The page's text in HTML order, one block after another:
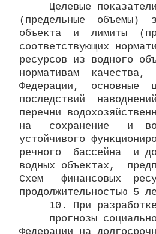
Целевые
(предельные  объемы)
объекта  и  лимиты
соответствующих
ресурсов из водного
нормативам  качества,
Федерации,  основные
последствий
перечни
на   сохранение   и
устойчивого
речного  бассейна  и
водных объектах,
Схем   финансовых
продолжительностью 5
10. При
прогнозы